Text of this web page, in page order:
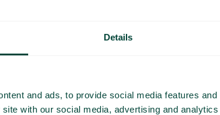
Details
and ads, to provide social media features
with our social media, advertising and
viestintää
läpi ja antavat
Yrityksen nimi